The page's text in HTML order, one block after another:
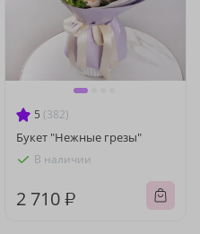
5 (382)
Букет "Нежные грезы"
В наличии
2 710 ₽